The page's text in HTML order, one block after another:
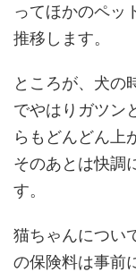
ってほかのペッ
推移します。
ところが、犬の
でやはりガツン
らもどんどん上
そのあとは快調
す。
猫ちゃんについ
の保険料は事前